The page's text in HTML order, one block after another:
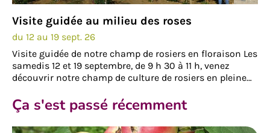
Visite guidée au milieu des roses
du 12 au 19 sept. 26
Visite guidée de notre champ de rosiers en floraison Les
samedis 12 et 19 septembre, de 9 h 30 à 11 h, venez
découvrir notre champ de culture de rosiers en pleine
Ça s'est passé récemment